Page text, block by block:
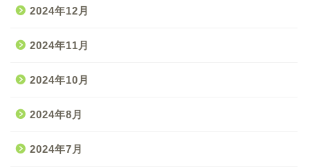
2024年12月
2024年11月
2024年10月
2024年8月
2024年7月